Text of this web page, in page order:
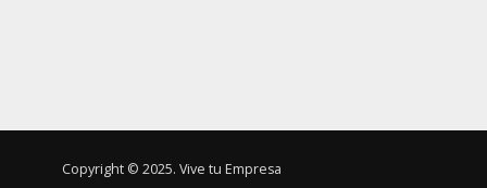
Copyright © 2025. Vive tu Empresa